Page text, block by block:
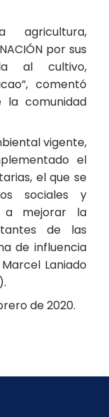
agricultura,
por sus
al cultivo,
comentó
la comunidad
vigente,
el
el que se
sociales y
a mejorar la
de las
de influencia
Laniado
de 2020.